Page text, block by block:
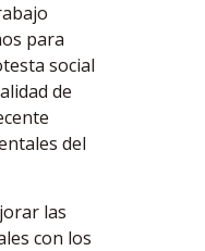
para
social
de
del
las
con los